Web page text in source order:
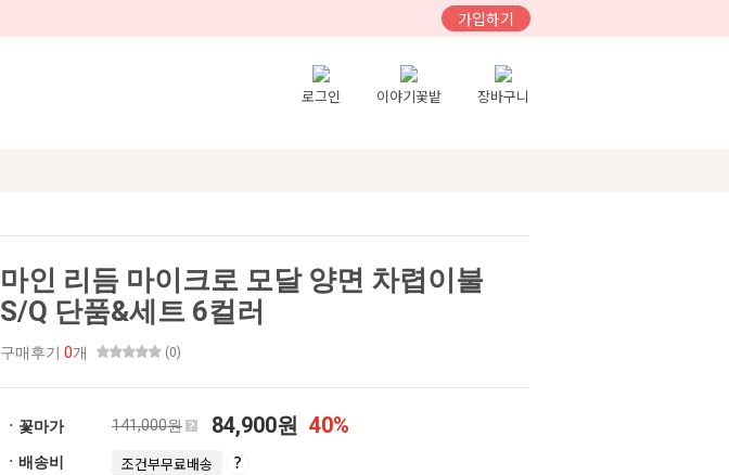
가입하기
로그인 이야기꽃밭 장바구니
마인 리듬 마이크로 모달 양면 차렵이불
S/Q 단품&세트 6컬러
구매후기 0개 (0)
ㆍ꽃마가 141,000원 84,900원 40%
ㆍ배송비 조건부무료배송